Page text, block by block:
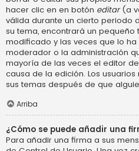
hacer clic en en botón editar(a
válida durante un cierto periodo
su tema, encontrará un
modificado y las veces que lo
moderador o la administración
mayoría de las veces el editor
causa de la edición. Los
sus temas después de que
Arriba
¿Cómo se puede añadir una
Para añadir una firma a sus